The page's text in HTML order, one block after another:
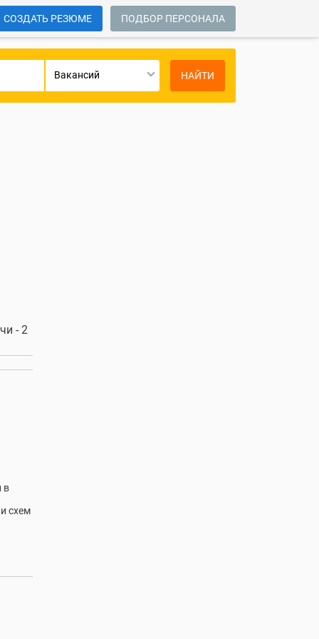
СОЗДАТЬ РЕЗЮМЕ ПОДБОР ПЕРСОНАЛА
Вакансий НАЙТИ
- 2
в
схем